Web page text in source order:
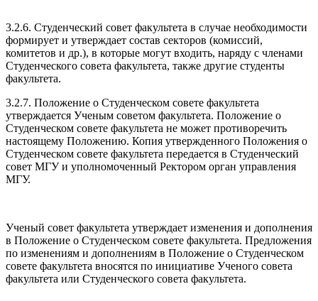
3.2.6. Студенческий совет факультета в случае необходимости
формирует и утверждает состав секторов (комиссий,
комитетов и др.), в которые могут входить, наряду с членами
Студенческого совета факультета, также другие студенты
факультета.
3.2.7. Положение о Студенческом совете факультета
утверждается Ученым советом факультета. Положение о
Студенческом совете факультета не может противоречить
настоящему Положению. Копия утвержденного Положения о
Студенческом совете факультета передается в Студенческий
совет МГУ и уполномоченный Ректором орган управления
МГУ.
Ученый совет факультета утверждает изменения и дополнения
в Положение о Студенческом совете факультета. Предложения
по изменениям и дополнениям в Положение о Студенческом
совете факультета вносятся по инициативе Ученого совета
факультета или Студенческого совета факультета.